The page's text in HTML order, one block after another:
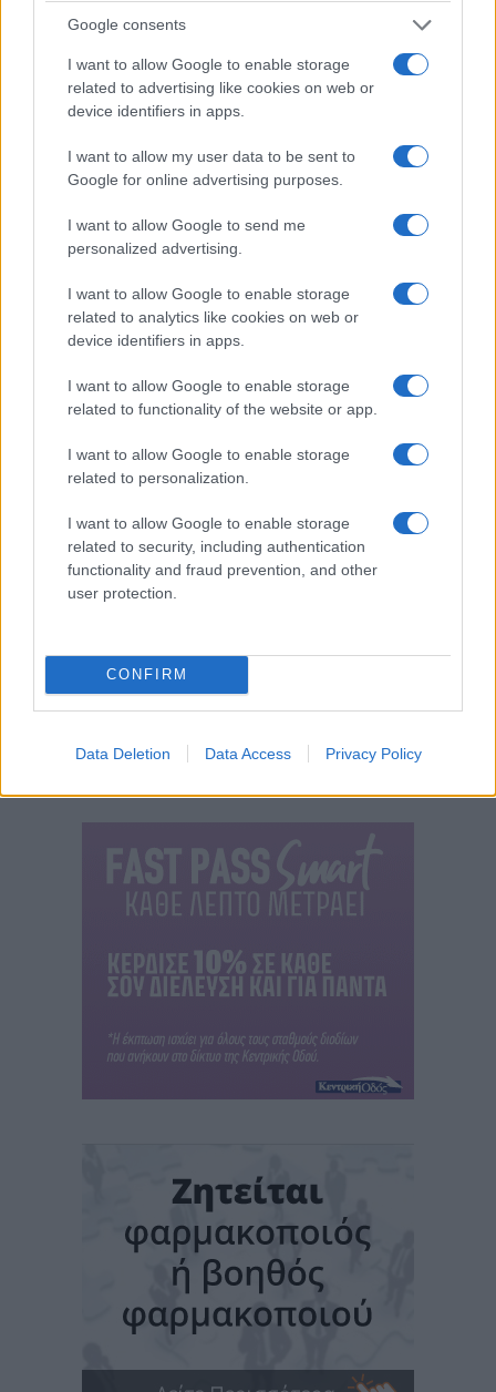
Google consents
I want to allow Google to enable storage
related to advertising like cookies on web or
device identifiers in apps.
I want to allow my user data to be sent to
Google for online advertising purposes.
I want to allow Google to send me
personalized advertising.
I want to allow Google to enable storage
related to analytics like cookies on web or
device identifiers in apps.
I want to allow Google to enable storage
related to functionality of the website or app.
I want to allow Google to enable storage
related to personalization.
I want to allow Google to enable storage
related to security, including authentication
functionality and fraud prevention, and other
user protection.
CONFIRM
Data Deletion Data Access Privacy Policy
ΤΟΠΙΚΉ ΕΠΙΚΑΙΡΌΤΗΤΑ
για την επίσκεψη του
Γ. Φλωρίδη και την
υπογραφή της
σύμβασης για την
ανακαίνιση της
Κοζάνης
ΤΟΠΙΚΉ ΕΠΙΚΑΙΡΌΤΗΤΑ
Στρατοπεδάρχης του
Παπαπέτρου στον
Δήμαρχο Αμυνταίου